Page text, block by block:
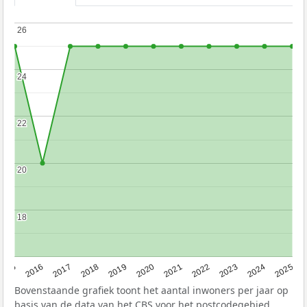
2016 2017 2018 2019 2020 2021 2022 2023 2024 2025
18
18
20
20
22
22
24
24
26
26
Bovenstaande grafiek toont het aantal inwoners per jaar op
basis van de data van het CBS voor het postcodegebied